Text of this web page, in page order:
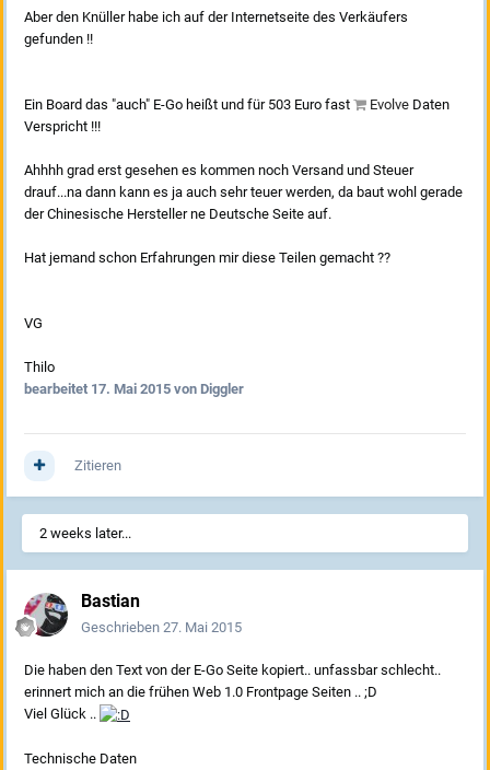
Aber den Knüller habe ich auf der Internetseite des Verkäufers
gefunden !!
Ein Board das "auch" E-Go heißt und für 503 Euro fast Evolve Daten
Verspricht !!!
Ahhhh grad erst gesehen es kommen noch Versand und Steuer
drauf...na dann kann es ja auch sehr teuer werden, da baut wohl gerade
der Chinesische Hersteller ne Deutsche Seite auf.
Hat jemand schon Erfahrungen mir diese Teilen gemacht ??
VG
Thilo
bearbeitet 17. Mai 2015 von Diggler
Zitieren
2 weeks later...
Bastian
Geschrieben 27. Mai 2015
Die haben den Text von der E-Go Seite kopiert.. unfassbar schlecht..
erinnert mich an die frühen Web 1.0 Frontpage Seiten .. ;D
Viel Glück ..
Technische Daten